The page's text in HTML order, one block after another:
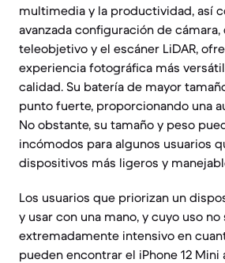
multimedia y la productividad, así
avanzada configuración de
teleobjetivo y el escáner LiDAR,
experiencia fotográfica más
calidad. Su batería de mayor
punto fuerte, proporcionando una
No obstante, su tamaño y peso
incómodos para algunos usuarios
dispositivos más ligeros y
Los usuarios que priorizan un
y usar con una mano, y cuyo uso no
extremadamente intensivo en
pueden encontrar el iPhone 12 Mini